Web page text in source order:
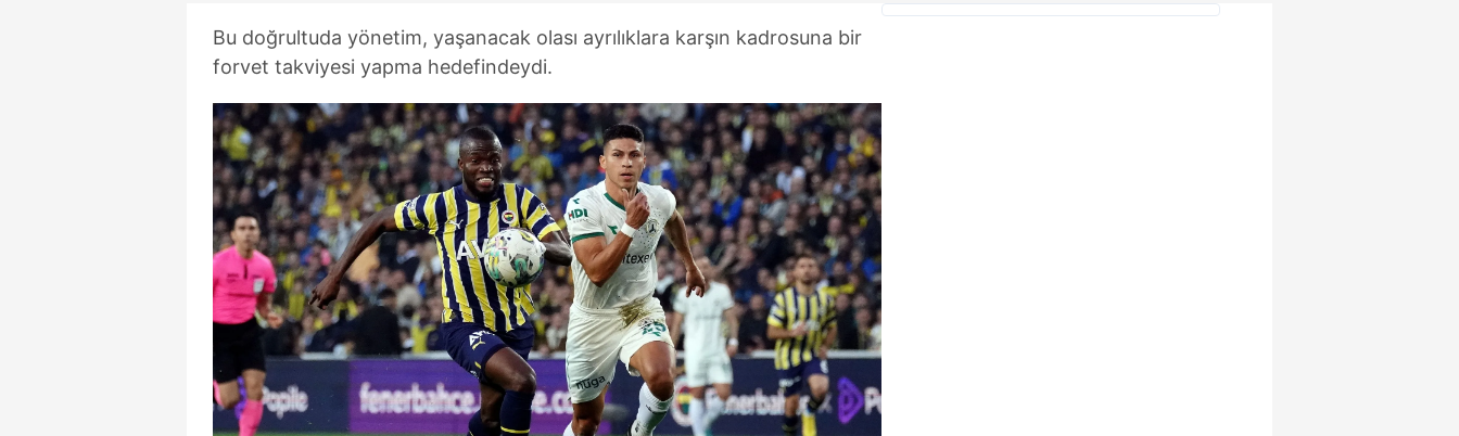
Bu doğrultuda yönetim, yaşanacak olası ayrılıklara karşın kadrosuna bir
forvet takviyesi yapma hedefindeydi.